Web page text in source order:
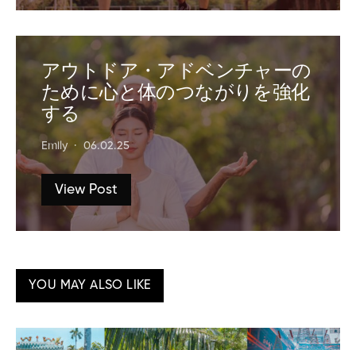
アウトドア・アドベンチャーの
ために心と体のつながりを強化
する
Emily 06.02.25
View Post
YOU MAY ALSO LIKE